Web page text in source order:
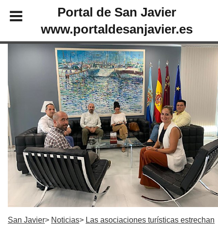
Portal de San Javier
www.portaldesanjavier.es
San Javier Noticias
Las asociaciones turísticas estrechan